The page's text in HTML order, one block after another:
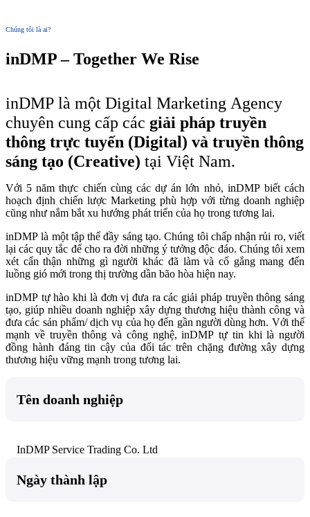
Chúng tôi là ai?
inDMP – Together We Rise
inDMP là một Digital Marketing Agency
chuyên cung cấp các giải pháp truyền
thông trực tuyến (Digital) và truyền thông
sáng tạo (Creative) tại Việt Nam.
Với 5 năm thực chiến cùng các dự án lớn nhỏ, inDMP biết cách
hoạch định chiến lược Marketing phù hợp với từng doanh nghiệp
cũng như nắm bắt xu hướng phát triển của họ trong tương lai.
inDMP là một tập thể đầy sáng tạo. Chúng tôi chấp nhận rủi ro, viết
lại các quy tắc để cho ra đời những ý tưởng độc đáo. Chúng tôi xem
xét cẩn thận những gì người khác đã làm và cố gắng mang đến
luồng gió mới trong thị trường dần bão hòa hiện nay.
inDMP tự hào khi là đơn vị đưa ra các giải pháp truyền thông sáng
tạo, giúp nhiều doanh nghiệp xây dựng thương hiệu thành công và
đưa các sản phẩm/ dịch vụ của họ đến gần người dùng hơn. Với thế
mạnh về truyền thông và công nghệ, inDMP tự tin khi là người
đồng hành đáng tin cậy của đối tác trên chặng đường xây dựng
thương hiệu vững mạnh trong tương lai.
Tên doanh nghiệp
InDMP Service Trading Co. Ltd
Ngày thành lập